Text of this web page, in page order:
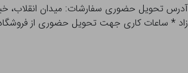
زاد * ساعات کاری جهت تحویل حضوری از فروشگاه و ارسال با پیک